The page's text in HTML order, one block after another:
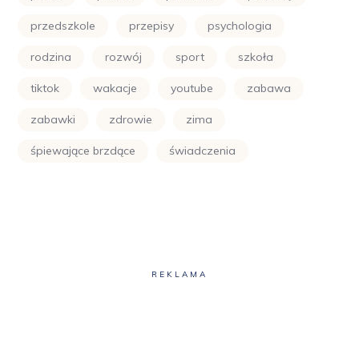
przedszkole przepisy psychologia
rodzina rozwój sport szkoła
tiktok wakacje youtube zabawa
zabawki zdrowie zima
śpiewające brzdące świadczenia
REKLAMA